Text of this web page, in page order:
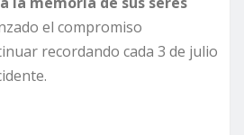
el compromiso
recordando cada 3 de julio